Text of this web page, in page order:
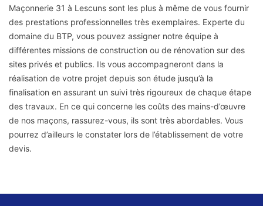
Maçonnerie 31 à Lescuns sont les plus à même de vous fournir
des prestations professionnelles très exemplaires. Experte du
domaine du BTP, vous pouvez assigner notre équipe à
différentes missions de construction ou de rénovation sur des
sites privés et publics. Ils vous accompagneront dans la
réalisation de votre projet depuis son étude jusqu’à la
finalisation en assurant un suivi très rigoureux de chaque étape
des travaux. En ce qui concerne les coûts des mains-d’œuvre
de nos maçons, rassurez-vous, ils sont très abordables. Vous
pourrez d’ailleurs le constater lors de l’établissement de votre
devis.